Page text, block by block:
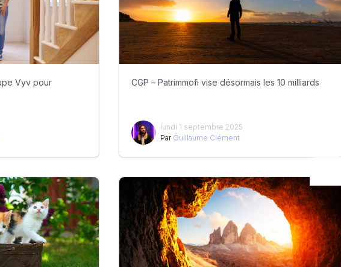
Vyv pour
CGP – Patrimmofi vise désormais les 10 milliards
lundi 1 septembre 2025
Par Guillaume Clément